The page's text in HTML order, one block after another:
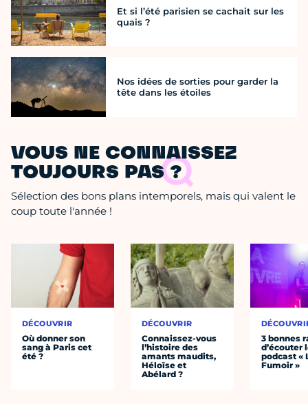
Et si l’été parisien se cachait sur les
quais ?
Nos idées de sorties pour garder la
tête dans les étoiles
VOUS NE CONNAISSEZ
TOUJOURS PAS ?
Sélection des bons plans intemporels, mais qui valent le
coup toute l'année !
DÉCOUVRIR
Où donner son
sang à Paris cet
été ?
DÉCOUVRIR
Connaissez-vous
l’histoire des
amants maudits,
Héloïse et
Abélard ?
3 bonnes
d’écouter
podcast «
Fumoir »